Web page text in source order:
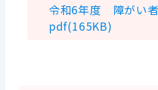
令和6年度 障がい
pdf(165KB)